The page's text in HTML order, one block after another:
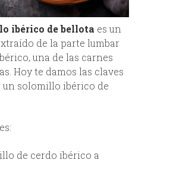
ibérico de bellota es un
de la parte lumbar
una de las carnes
Hoy te damos las claves
un solomillo ibérico de
de cerdo ibérico a